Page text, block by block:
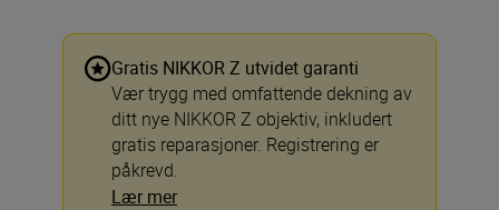
Gratis NIKKOR Z utvidet garanti
Vær trygg med omfattende dekning av
ditt nye NIKKOR Z objektiv, inkludert
gratis reparasjoner. Registrering er
påkrevd.
Lær mer